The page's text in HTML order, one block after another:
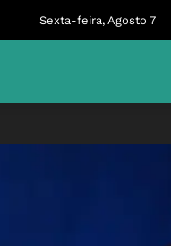
Sexta-feira, Agosto 7